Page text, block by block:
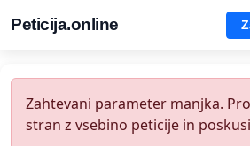
Peticija.online
Zahtevani parameter manjka.
stran z vsebino peticije in